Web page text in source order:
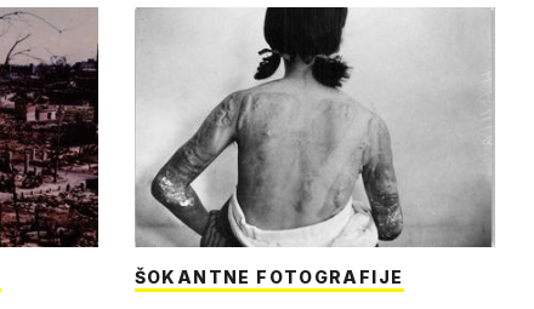
ŠOKANTNE FOTOGRAFIJE